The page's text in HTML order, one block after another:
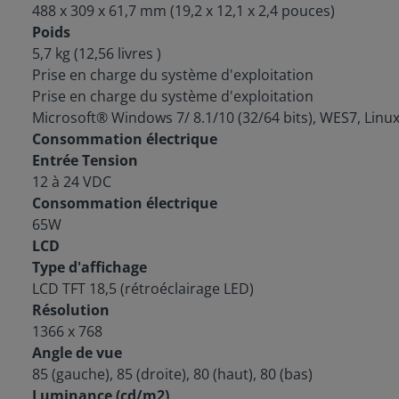
488 x 309 x 61,7 mm (19,2 x 12,1 x 2,4 pouces)
Poids
5,7 kg (12,56 livres )
Prise en charge du système d'exploitation
Prise en charge du système d'exploitation
Microsoft® Windows 7/ 8.1/10 (32/64 bits), WES7, Linux
Consommation électrique
Entrée Tension
12 à 24 VDC
Consommation électrique
65W
LCD
Type d'affichage
LCD TFT 18,5 (rétroéclairage LED)
Résolution
1366 x 768
Angle de vue
85 (gauche), 85 (droite), 80 (haut), 80 (bas)